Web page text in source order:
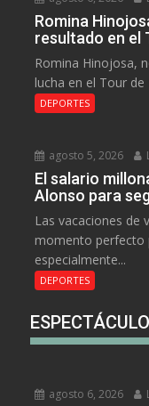
Romina
resultado en el
Romina Hinojosa,
lucha en el Tour de
DEPORTES
agosto 5, 2026
El salario
Alonso para
Las vacaciones de
momento perfecto
especialmente...
DEPORTES
agosto 6, 2026